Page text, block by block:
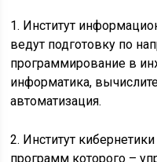
1. Институт
ведут подготовку по
программирование в
информатика,
автоматизация.
2. Институт
программ которого –